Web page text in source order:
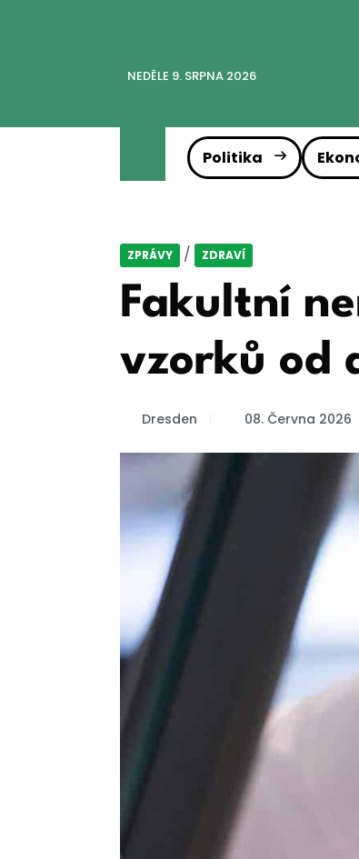
NEDĚLE 9. SRPNA 2026
Politika
ZPRÁVY / ZDRAVÍ
Fakultní
vzorků od
Dresden 08. Června 2026